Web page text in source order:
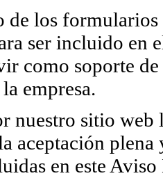
los formularios
ser incluido en
como soporte
empresa.
nuestro sitio
aceptación plena
en este